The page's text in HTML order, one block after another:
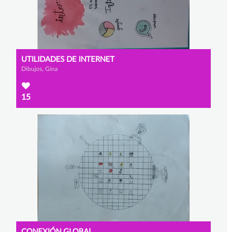
UTILIDADES DE INTERNET
Dibujos, Gina
15